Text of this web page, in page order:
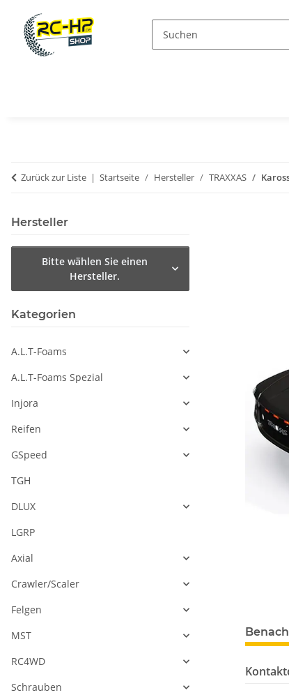
Zurück zur Liste Startseite Hersteller TRAXXAS
Hersteller
Bitte wählen Sie einen
Hersteller.
Kategorien
A.L.T-Foams
A.L.T-Foams Spezial
Injora
Reifen
GSpeed
TGH
DLUX
LGRP
Axial
Crawler/Scaler
Felgen
MST
RC4WD
Schrauben